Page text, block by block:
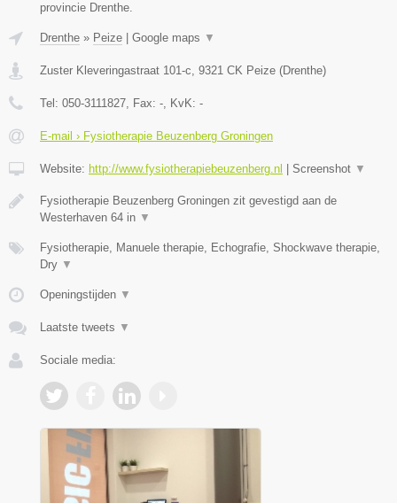
provincie Drenthe.
Drenthe » Peize Google maps ▼
Zuster Kleveringastraat 101-c, 9321 CK Peize (Drenthe)
Tel: 050-3111827, Fax: -, KvK: -
E-mail › Fysiotherapie Beuzenberg Groningen
Website: http://www.fysiotherapiebeuzenberg.nl Screenshot ▼
Fysiotherapie Beuzenberg Groningen zit gevestigd aan de
Westerhaven 64 in ▼
Fysiotherapie, Manuele therapie, Echografie, Shockwave therapie,
Dry ▼
Openingstijden ▼
Laatste tweets ▼
Sociale media: